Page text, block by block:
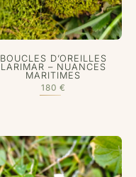
BOUCLES D’OREILLES
LARIMAR – NUANCES
MARITIMES
180 €